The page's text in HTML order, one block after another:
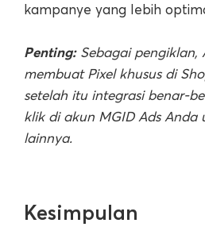
kampanye yang lebih
Penting:Sebagai pengiklan,
membuat Pixel khusus di
setelah itu integrasi benar-
klik di akun MGID Ads Anda
lainnya.
Kesimpulan